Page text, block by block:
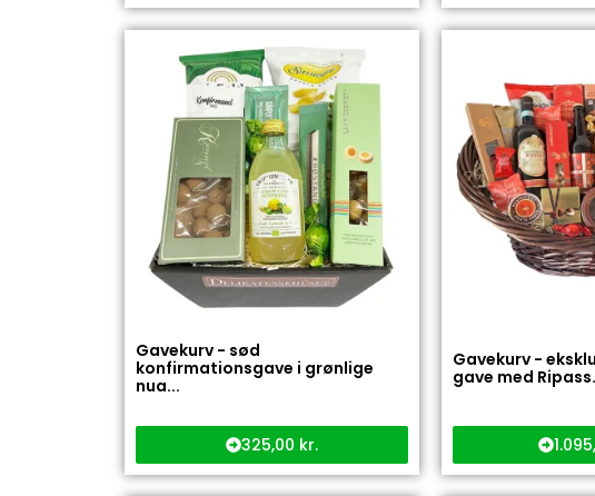
Gavekurv - sød
konfirmationsgave i grønlige
nua...
325,00 kr.
Gavekurv -
gave med